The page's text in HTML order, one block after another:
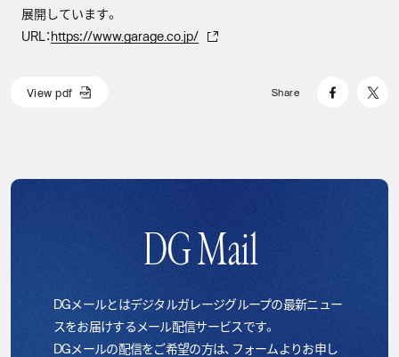
展開しています。
URL：https://www.garage.co.jp/
View pdf
Share
DG Mail
DGメールとはデジタルガレージグループの最新ニュー
スをお届けするメール配信サービスです。
DGメールの配信をご希望の方は、フォームよりお申し